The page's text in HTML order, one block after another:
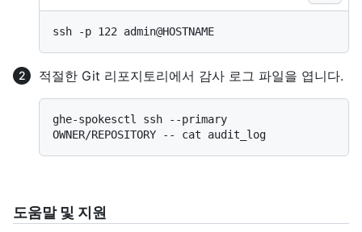
적절한 Git 리포지토리에서 감사 로그 파일을 엽니다.
ghe-spokesctl ssh --primary
도움말 및 지원